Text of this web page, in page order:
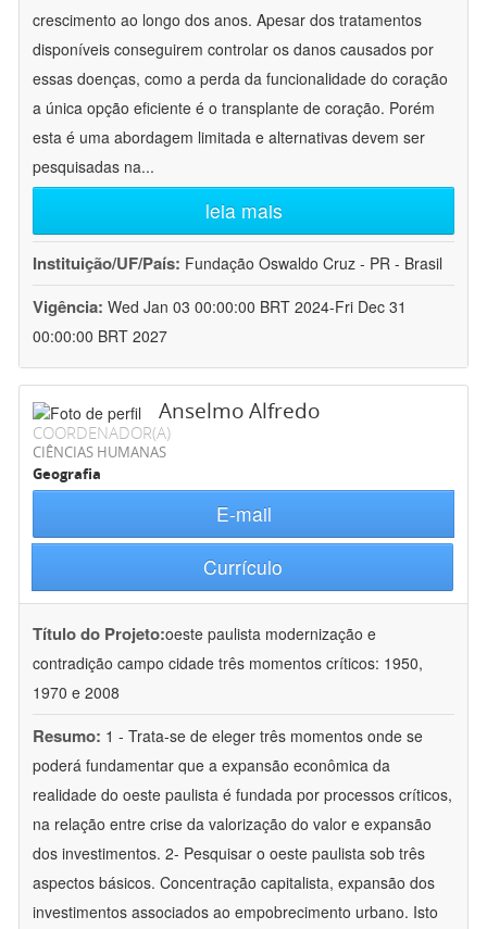
crescimento ao longo dos anos. Apesar dos tratamentos
disponíveis conseguirem controlar os danos causados por
essas doenças, como a perda da funcionalidade do coração
a única opção eficiente é o transplante de coração. Porém
esta é uma abordagem limitada e alternativas devem ser
pesquisadas na...
leia mais
Instituição/UF/País: Fundação Oswaldo Cruz - PR - Brasil
Vigência: Wed Jan 03 00:00:00 BRT 2024-Fri Dec 31
00:00:00 BRT 2027
Anselmo Alfredo
COORDENADOR(A)
CIÊNCIAS HUMANAS
Geografia
E-mail
Currículo
Título do Projeto:oeste paulista modernização e
contradição campo cidade três momentos críticos: 1950,
1970 e 2008
Resumo: 1 - Trata-se de eleger três momentos onde se
poderá fundamentar que a expansão econômica da
realidade do oeste paulista é fundada por processos críticos,
na relação entre crise da valorização do valor e expansão
dos investimentos. 2- Pesquisar o oeste paulista sob três
aspectos básicos. Concentração capitalista, expansão dos
investimentos associados ao empobrecimento urbano. Isto